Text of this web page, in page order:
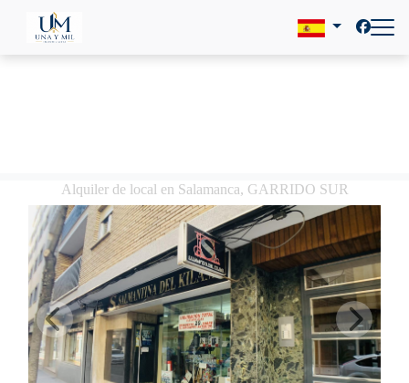
Alquiler de local en Salamanca, GARRIDO SUR